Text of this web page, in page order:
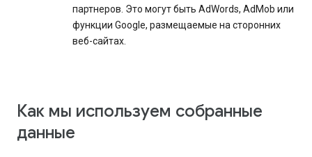
партнеров. Это могут быть AdWords, AdMob или
функции Google, размещаемые на сторонних
веб-сайтах.
Как мы используем собранные
данные